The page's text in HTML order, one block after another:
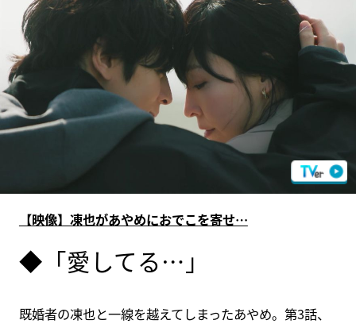
【映像】凍也があやめにおでこを寄せ…
◆「愛してる…」
既婚者の凍也と一線を越えてしまったあやめ。第3話、